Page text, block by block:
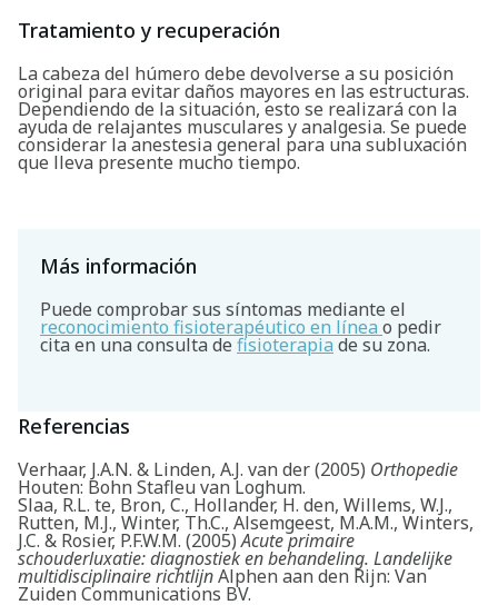
Buscar
Tratamiento y recuperación
La cabeza del húmero debe devolverse a su posición
original para evitar daños mayores en las estructuras.
Dependiendo de la situación, esto se realizará con la
ayuda de relajantes musculares y analgesia. Se puede
considerar la anestesia general para una subluxación
que lleva presente mucho tiempo.
Más información
Puede comprobar sus síntomas mediante el
reconocimiento fisioterapéutico en línea o pedir
cita en una consulta defisioterapiade su zona.
Referencias
Verhaar, J.A.N. & Linden, A.J. van der (2005) Orthopedie
Houten: Bohn Stafleu van Loghum.
Slaa, R.L. te, Bron, C., Hollander, H. den, Willems, W.J.,
Rutten, M.J., Winter, Th.C., Alsemgeest, M.A.M., Winters,
J.C. & Rosier, P.F.W.M. (2005)Acute primaire
schouderluxatie: diagnostiek en behandeling. Landelijke
multidisciplinaire richtlijnAlphen aan den Rijn: Van
Zuiden Communications BV.